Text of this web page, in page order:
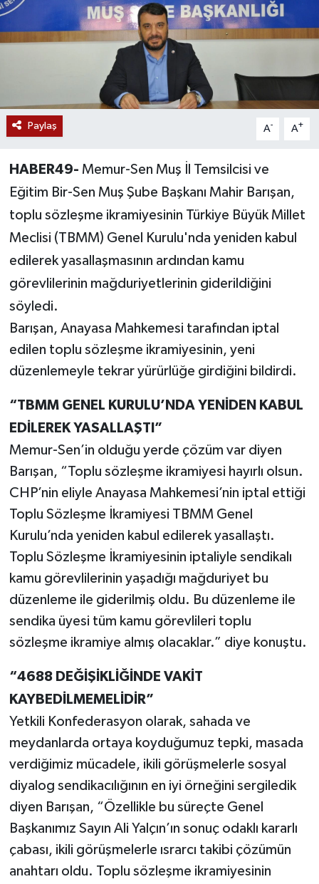
Paylaş A- A+
HABER49- Memur-Sen Muş İl Temsilcisi ve
Eğitim Bir-Sen Muş Şube Başkanı Mahir Barışan,
toplu sözleşme ikramiyesinin Türkiye Büyük Millet
Meclisi (TBMM) Genel Kurulu'nda yeniden kabul
edilerek yasallaşmasının ardından kamu
görevlilerinin mağduriyetlerinin giderildiğini
söyledi.
Barışan, Anayasa Mahkemesi tarafından iptal
edilen toplu sözleşme ikramiyesinin, yeni
düzenlemeyle tekrar yürürlüğe girdiğini bildirdi.
“TBMM GENEL KURULU’NDA YENİDEN KABUL
EDİLEREK YASALLAŞTI”
Memur-Sen’in olduğu yerde çözüm var diyen
Barışan, “Toplu sözleşme ikramiyesi hayırlı olsun.
CHP’nin eliyle Anayasa Mahkemesi’nin iptal ettiği
Toplu Sözleşme İkramiyesi TBMM Genel
Kurulu’nda yeniden kabul edilerek yasallaştı.
Toplu Sözleşme İkramiyesinin iptaliyle sendikalı
kamu görevlilerinin yaşadığı mağduriyet bu
düzenleme ile giderilmiş oldu. Bu düzenleme ile
sendika üyesi tüm kamu görevlileri toplu
sözleşme ikramiye almış olacaklar.” diye konuştu.
“4688 DEĞİŞİKLİĞİNDE VAKİT
KAYBEDİLMEMELİDİR”
Yetkili Konfederasyon olarak, sahada ve
meydanlarda ortaya koyduğumuz tepki, masada
verdiğimiz mücadele, ikili görüşmelerle sosyal
diyalog sendikacılığının en iyi örneğini sergiledik
diyen Barışan, “Özellikle bu süreçte Genel
Başkanımız Sayın Ali Yalçın’ın sonuç odaklı kararlı
çabası, ikili görüşmelerle ısrarcı takibi çözümün
anahtarı oldu. Toplu sözleşme ikramiyesinin
Kültür Sanat
Muş
Hasköy
Korkut
Bulanık
Malazgirt